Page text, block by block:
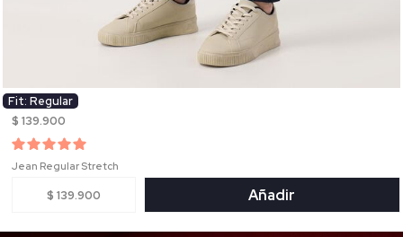
Fit: Regular
$ 139.900
Jean Regular Stretch
$ 139.900 Añadir